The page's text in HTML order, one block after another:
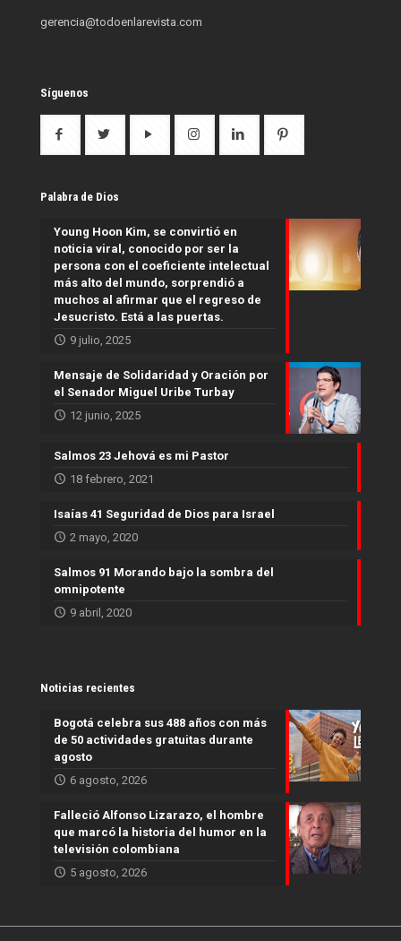
gerencia@todoenlarevista.com
Síguenos
Palabra de Dios
Young Hoon Kim, se convirtió en
noticia viral, conocido por ser la
persona con el coeficiente intelectual
más alto del mundo, sorprendió a
muchos al afirmar que el regreso de
Jesucristo. Está a las puertas.
9 julio, 2025
Mensaje de Solidaridad y Oración por
el Senador Miguel Uribe Turbay
12 junio, 2025
Salmos 23 Jehová es mi Pastor
18 febrero, 2021
Isaías 41 Seguridad de Dios para Israel
2 mayo, 2020
Salmos 91 Morando bajo la sombra del
omnipotente
9 abril, 2020
Noticias recientes
Bogotá celebra sus 488 años con más
de 50 actividades gratuitas durante
agosto
6 agosto, 2026
Falleció Alfonso Lizarazo, el hombre
que marcó la historia del humor en la
televisión colombiana
5 agosto, 2026